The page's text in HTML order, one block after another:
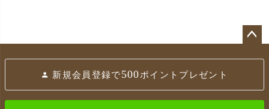
ト
新規会員登録で500ポイントプレゼント